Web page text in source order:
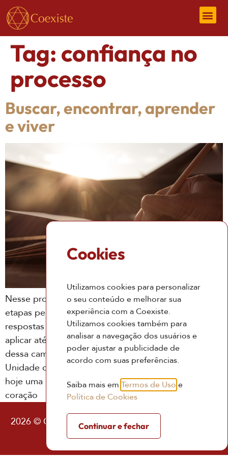
Tag: confiança no
processo
Buscar, encontrar, aprender
e viver
Nesse processo de despertar da consciência, há
etapas pelas quais todos nós passamos. Buscar
respostas até encontrar, encontrar a verdade e
aplicar até aprender, ao aprender, viver o usofruto
dessa caminhada de Amor e relembrança da
Unidade com Deus. Kaw Yin e Yan Yin trouxeram
hoje uma poesia para tornar isso mais sensível ao seu
coração
2026 © Coexiste – Consultoria Existencial |
de Privacidade|Termos de Uso
Cookies
Utilizamos cookies para personalizar
o seu conteúdo e melhorar sua
experiência com a Coexiste.
Utilizamos cookies também para
analisar a navegação dos usuários e
poder ajustar a publicidade de
acordo com suas preferências.
Saiba mais em Termos de Uso e
Política de Cookies
Continuar e fechar